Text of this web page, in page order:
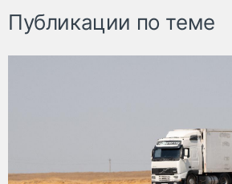
Публикации по теме